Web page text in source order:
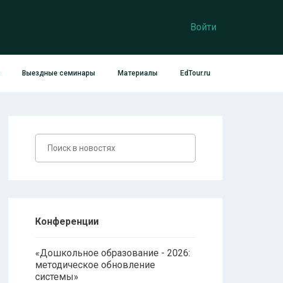
Войти
Выездные семинары Материалы EdTour.ru
Конференции
«Дошкольное образование - 2026:
методическое обновление
системы»